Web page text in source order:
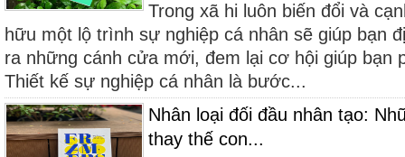
Trong xã hi luôn biến đổi và
hữu một lộ trình sự nghiệp cá nhân sẽ giúp bạn
ra những cánh cửa mới, đem lại cơ hội giúp
Thiết kế sự nghiệp cá nhân là bước...
Nhân loại đối đầu nhân tạo:
thay thế con...